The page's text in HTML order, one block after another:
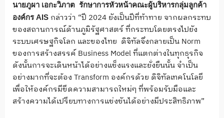
นายภูผา เอกะวิภาต รักษาการหัวหน้าคณะผู้บริหารกลุ่มลูกค้า
องค์กร AIS กล่าวว่า “ปี 2024 ยังเป็นปีที่ท้าทาย จากผลกระทบ
ของสถานการณ์ด้านภูมิรัฐศาสตร์ ที่กระทบโดยตรงไปยัง
ระบบเศรษฐกิจโลก และของไทย ดิจิทัลจึงกลายเป็น Norm
ของการสร้างสรรค์ Business Model ที่แตกต่างในทุกธุรกิจ
ดังนั้นการจะเดินหน้าได้อย่างแข็งแรงและยั่งยืนนั้น จำเป็น
อย่างมากที่จะต้อง Transform องค์กรด้วย ดิจิทัลเทคโนโลยี
เพื่อให้องค์กรมีขีดความสามารถใหม่ๆ ที่พร้อมรับมือและ
สร้างความได้เปรียบทางการแข่งขันได้อย่างมีประสิทธิภาพ”